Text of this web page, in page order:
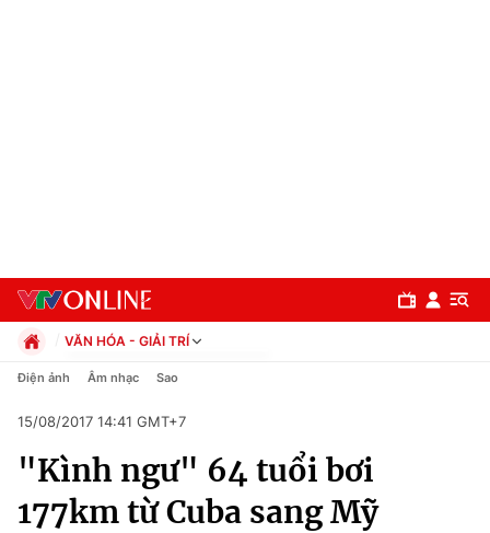
Chuyên mục
Chính trị
VĂN HÓA - GIẢI TRÍ
Chính trị
Pháp luật
Kinh tế
Thể thao
Truyền hình
Điện ảnh Âm nhạc Sao
15/08/2017 14:41 GMT+7
"Kình ngư" 64 tuổi bơi
177km từ Cuba sang Mỹ